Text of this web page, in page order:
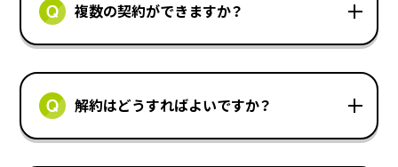
複数の契約ができますか？
解約はどうすればよいですか？